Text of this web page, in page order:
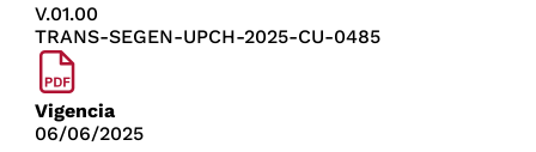
V.01.00
TRANS-SEGEN-UPCH-2025-CU-0485
Vigencia
06/06/2025